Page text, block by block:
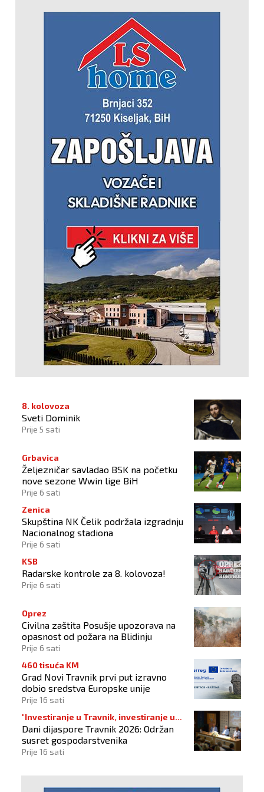
8. kolovoza
Sveti Dominik
Prije 5 sati
Grbavica
Željezničar savladao BSK na početku
nove sezone Wwin lige BiH
Prije 6 sati
Zenica
Skupština NK Čelik podržala izgradnju
Nacionalnog stadiona
Prije 6 sati
KSB
Radarske kontrole za 8. kolovoza!
Prije 6 sati
Oprez
Civilna zaštita Posušje upozorava na
opasnost od požara na Blidinju
Prije 6 sati
460 tisuća KM
Grad Novi Travnik prvi put izravno
dobio sredstva Europske unije
Prije 16 sati
"Investiranje u Travnik, investiranje u
budućnost"
Dani dijaspore Travnik 2026: Održan
susret gospodarstvenika
Prije 16 sati